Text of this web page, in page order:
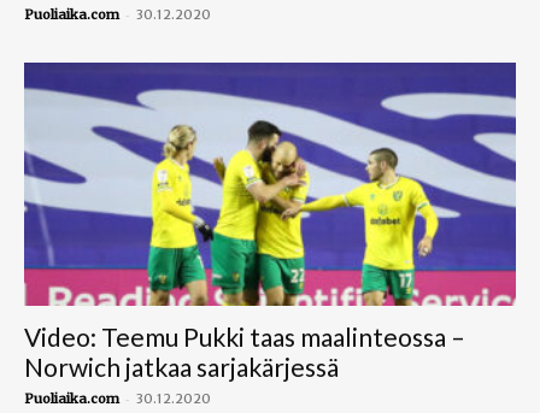
Puoliaika.com - 30.12.2020
Video: Teemu Pukki taas maalinteossa –
Norwich jatkaa sarjakärjessä
Puoliaika.com - 30.12.2020